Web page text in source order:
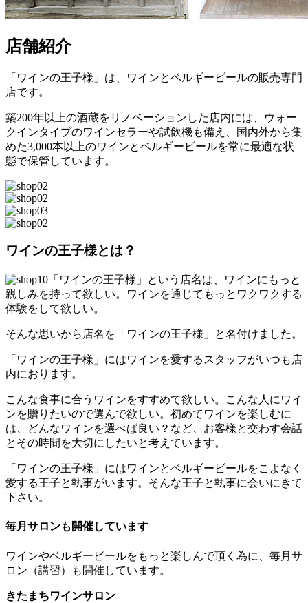
店舗紹介
「ワインの王子様」は、ワインとベルギービールの販売専門
店です。
築200年以上の酒蔵をリノベーションした店内には、ウォー
クインタイプのワインセラーや試飲機も備え、国内外から集
めた3,000本以上のワインとベルギービールを常に最適な状
態で保管しています。
ワインの王子様とは？
「ワインの王子様」という店名は、ワインにもっと
親しみを持って欲しい。ワインを通じてもっとワクワクする
体験をして欲しい。
そんな思いから店名を「ワインの王子様」と名付けました。
「ワインの王子様」にはワインを愛するスタッフがいつも店
内におります。
こんな食事に合うワインをすすめて欲しい。こんな人にワイ
ンを贈りたいので選んで欲しい。初めてワインを楽しむに
は、どんなワインを選べば良い？など、お客様と交わす会話
とその時間を大切にしたいと考えています。
「ワインの王子様」にはワインとベルギービールをこよなく
愛する王子と執事がいます。そんな王子と執事に会いにきて
下さい。
毎月サロンも開催しています
ワインやベルギービールをもっと楽しんで頂く為に、毎月サ
ロン（講習）も開催しています。
きたまちワインサロン